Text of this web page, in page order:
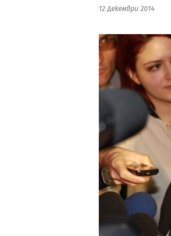
12 Декември 2014